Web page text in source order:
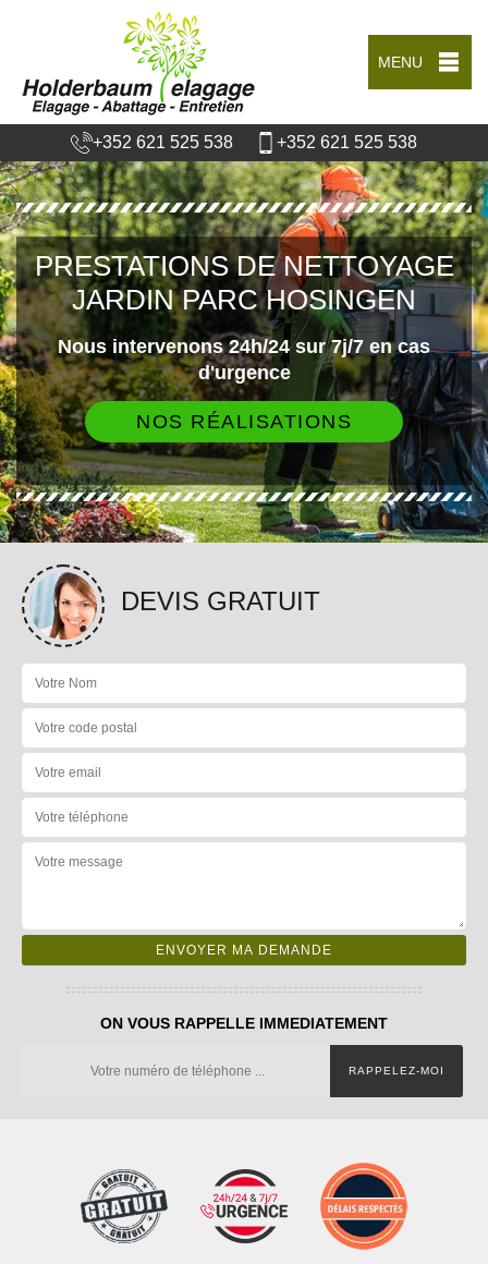
MENU
+352 621 525 538 +352 621 525 538
PRESTATIONS DE NETTOYAGE
JARDIN PARC HOSINGEN
Nous intervenons 24h/24 sur 7j/7 en cas
d'urgence
NOS RÉALISATIONS
DEVIS GRATUIT
ON VOUS RAPPELLE IMMEDIATEMENT